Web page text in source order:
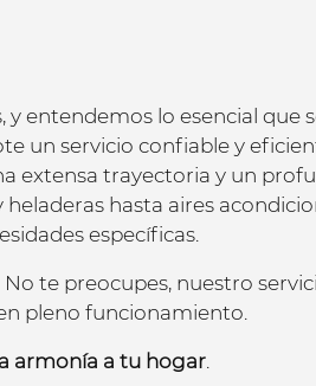
y entendemos lo esencial que
un servicio confiable y
extensa trayectoria y un
hasta aires
específicas.
te preocupes, nuestro
pleno funcionamiento.
armonía a tu hogar